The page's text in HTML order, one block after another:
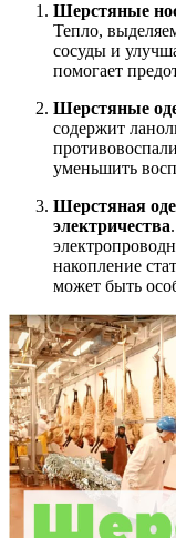
Шерстяные
Тепло,
сосуды и
помогает
Шерстяные
содержит
уменьшить
Шерстяная
электричества
накопление
может быть